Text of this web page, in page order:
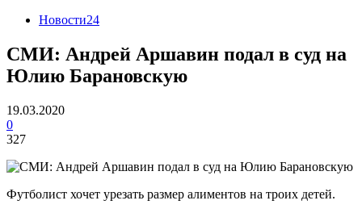
Новости24
СМИ: Андрей Аршавин подал в суд на
Юлию Барановскую
19.03.2020
0
327
Футболист хочет урезать размер алиментов на троих детей.